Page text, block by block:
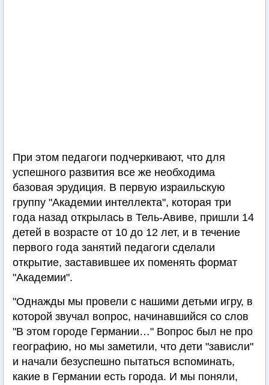
При этом педагоги подчеркивают, что для
успешного развития все же необходима
базовая эрудиция. В первую израильскую
группу "Академии интеллекта", которая три
года назад открылась в Тель-Авиве, пришли 14
детей в возрасте от 10 до 12 лет, и в течение
первого года занятий педагоги сделали
открытие, заставившее их поменять формат
"Академии".
"Однажды мы провели с нашими детьми игру, в
которой звучал вопрос, начинавшийся со слов
"В этом городе Германии…" Вопрос был не про
географию, но мы заметили, что дети "зависли"
и начали безуспешно пытаться вспоминать,
какие в Германии есть города. И мы поняли,